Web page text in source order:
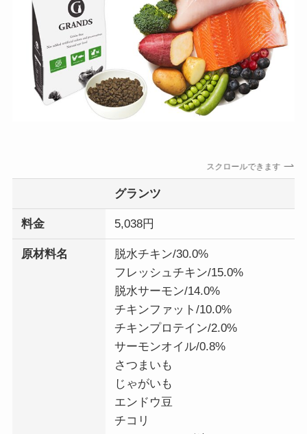
スクロールできます
グランツ
料金 5,038円
原材料名
脱水チキン/30.0%
フレッシュチキン/15.0%
脱水サーモン/14.0%
チキンファット/10.0%
チキンプロテイン/2.0%
サーモンオイル/0.8%
さつまいも
じゃがいも
エンドウ豆
チコリ